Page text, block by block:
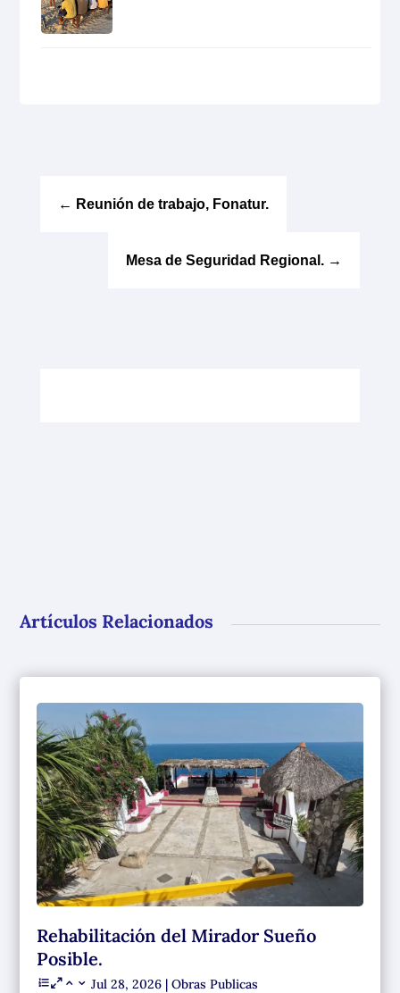
← Reunión de trabajo, Fonatur.
Mesa de Seguridad Regional. →
Artículos Relacionados
Rehabilitación del Mirador Sueño
Posible.
Jul 28, 2026 |Obras Publicas